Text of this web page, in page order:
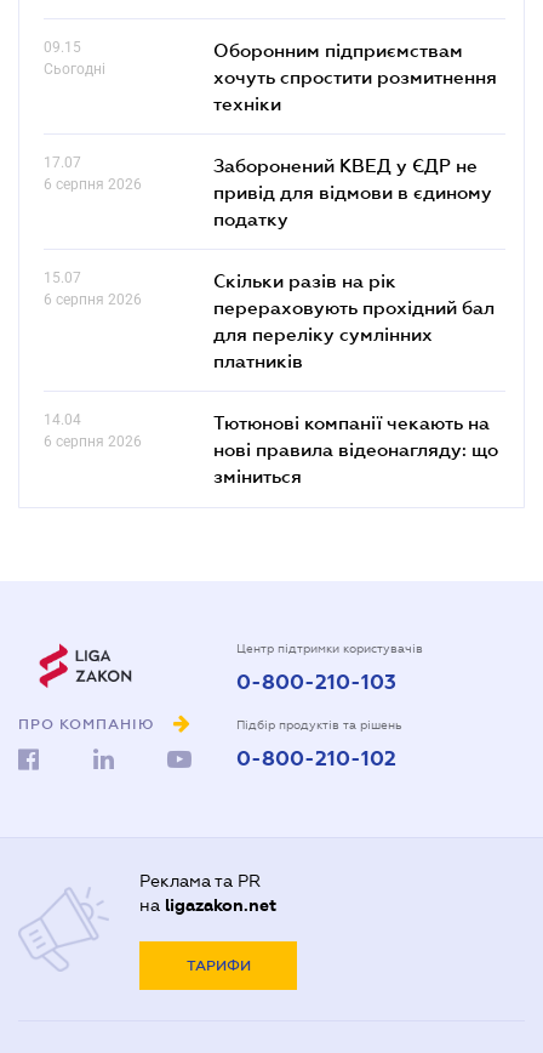
09.15
Сьогодні
Оборонним підприємствам
хочуть спростити розмитнення
техніки
17.07
6 серпня 2026
Заборонений КВЕД у ЄДР не
привід для відмови в єдиному
податку
15.07
6 серпня 2026
Скільки разів на рік
перераховують прохідний бал
для переліку сумлінних
платників
14.04
6 серпня 2026
Тютюнові компанії чекають на
нові правила відеонагляду: що
зміниться
ПРО КОМПАНІЮ
Центр підтримки користувачів
0-800-210-103
Підбір продуктів та рішень
0-800-210-102
Реклама та PR
на ligazakon.net
ТАРИФИ